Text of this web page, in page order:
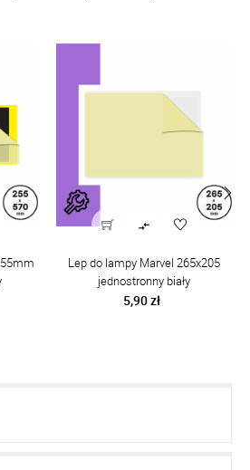

Lep do lampy Marvel 265x205
jednostronny biały
Cena
5,90 zł